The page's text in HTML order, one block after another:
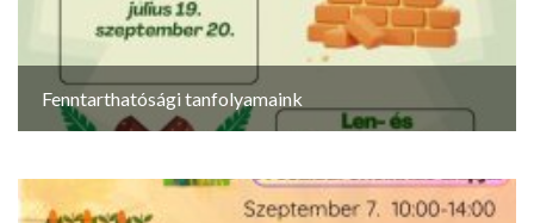
Fenntarthatósági tanfolyamaink